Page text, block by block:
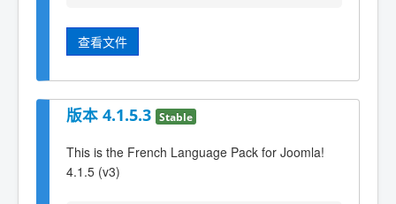
查看文件
版本 4.1.5.3 Stable
This is the French Language Pack for Joomla!
4.1.5 (v3)